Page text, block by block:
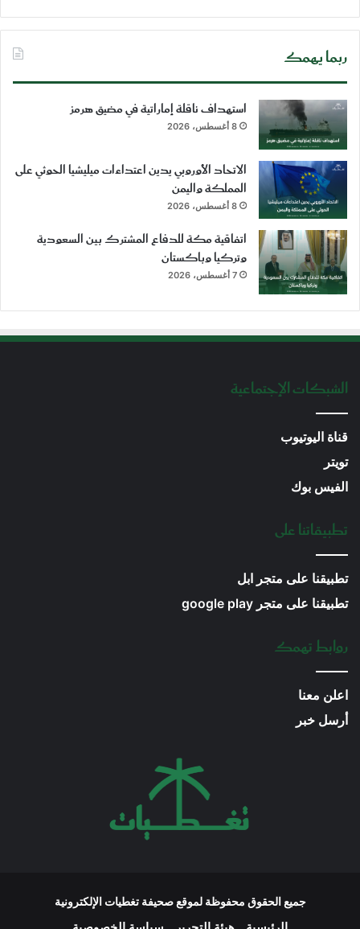
ربما يهمك
استهداف ناقلة إماراتية في مضيق هرمز
8 أغسطس، 2026
الاتحاد الأوروبي يدين اعتداءات ميليشيا الحوثي على
المملكة واليمن
8 أغسطس، 2026
اتفاقية مكة للدفاع المشترك بين السعودية
وتركيا وباكستان
7 أغسطس، 2026
الشبكات الإجتماعية
قناة اليوتيوب
تويتر
الفيس بوك
تطبيقاتنا على
تطبيقنا على متجر ابل
تطبيقنا على متجر google play
روابط تهمك
اعلن معنا
أرسل خبر
جميع الحقوق محفوظة لموقع صحيفة تغطيات الإلكترونية